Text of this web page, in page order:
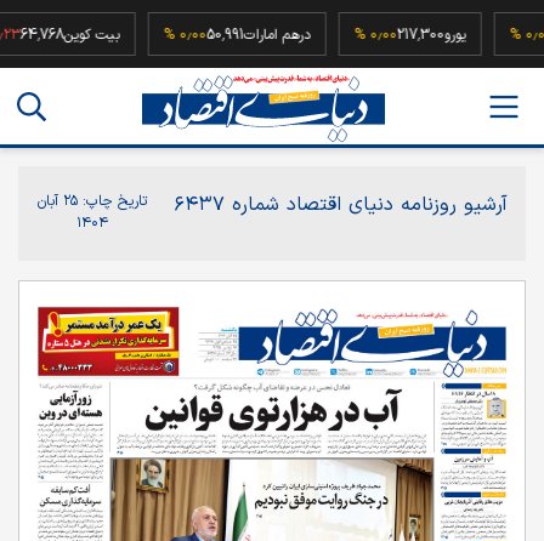
۰٫۰۰ % یورو217,300 ۰٫۰۰ % درهم امارات50,991 ۰٫۰۰ % بیت کوین
آرشیو روزنامه دنیای اقتصاد شماره ۶۴۳۷ تاریخ چاپ:
۲۵ آبان
۱۴۰۴